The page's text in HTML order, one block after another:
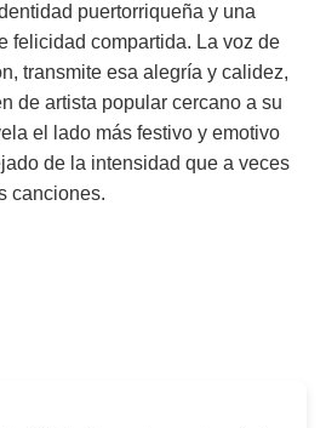
puertorriqueña y una
felicidad compartida. La voz de
transmite esa alegría y calidez,
de artista popular cercano a su
el lado más festivo y emotivo
de la intensidad que a veces
canciones.